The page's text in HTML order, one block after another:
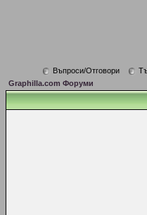
Въпроси/Отговори
Graphilla.com Форуми